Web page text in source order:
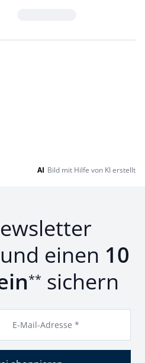
AI Bild mit Hilfe von KI erstellt
einen 10
** sichern
E-Mail-Adresse *